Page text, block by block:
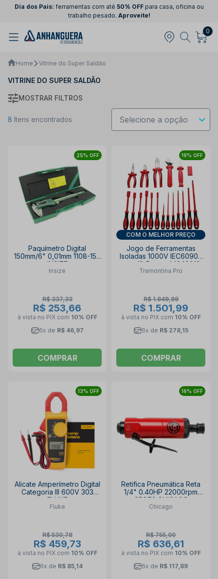
Dia dos Pais: ferramentas com até 50% OFFpara casa, oficina ou
trabalho pesado. Aproveite!
0
Home Vitrine do Super Saldão
VITRINE DO SUPER SALDÃO
MOSTRAR FILTROS
8 Itens encontrados
25% OFF
Paquímetro Digital
150mm/6" 0,01mm 1108-150
INSIZE
Insize
R$ 337,33
R$ 253,66
à vista no PIX com 10% OFF
6x de R$ 46,97
COMPRAR
19% OFF
COM O MELHOR PREÇO
Jogo de Ferramentas
Isoladas 1000V IEC60900
com 18 Peças 44349918
TRAMONTINA PRO
Tramontina Pro
R$ 1.849,89
R$ 1.501,99
à vista no PIX com 10% OFF
6x de R$ 278,15
COMPRAR
13% OFF
Alicate Amperímetro Digital
Categoria III 600V 303
FLUKE
Fluke
R$ 530,78
R$ 459,73
à vista no PIX com 10% OFF
6x de R$ 85,14
16% OFF
Retifica Pneumática Reta
1/4" 0.40HP 22000rpm
CP872 CHICAGO
Chicago
R$ 755,00
R$ 636,61
à vista no PIX com 10% OFF
6x de R$ 117,89